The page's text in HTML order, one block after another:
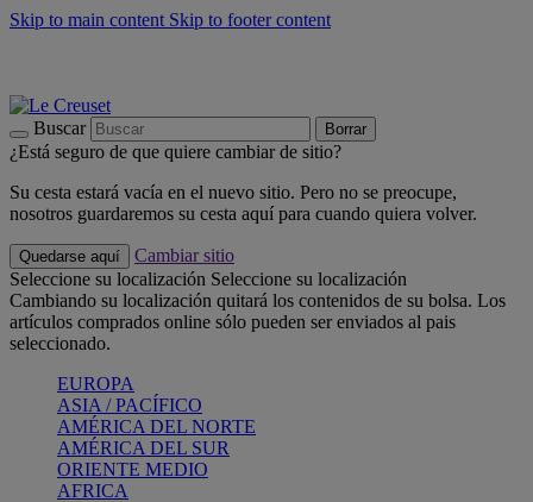
Skip to main content Skip to footer content
Buscar Borrar
¿Está seguro de que quiere cambiar de sitio?
Su cesta estará vacía en el nuevo sitio. Pero no se preocupe,
nosotros guardaremos su cesta aquí para cuando quiera volver.
Quedarse aquí
Cambiar sitio
Seleccione su localización Seleccione su localización
Cambiando su localización quitará los contenidos de su bolsa. Los
artículos comprados online sólo pueden ser enviados al pais
seleccionado.
EUROPA
ASIA / PACÍFICO
AMÉRICA DEL NORTE
AMÉRICA DEL SUR
ORIENTE MEDIO
AFRICA